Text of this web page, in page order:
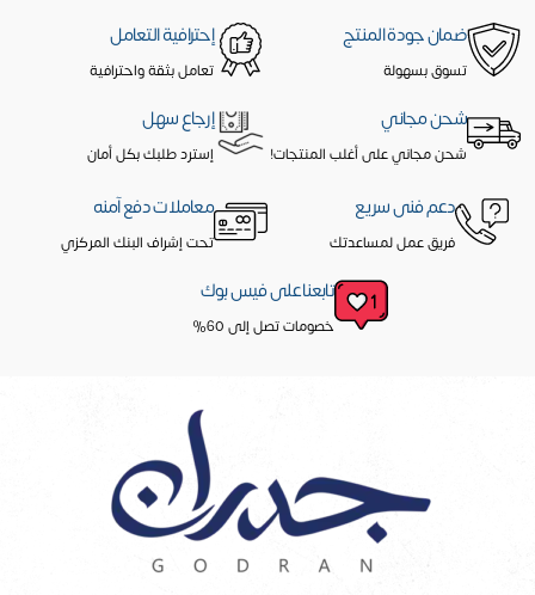
ضمان جودة المنتج
تسوق بسهولة
إحترافية التعامل
تعامل بثقة واحترافية
شحن مجاني
شحن مجاني على أغلب المنتجات!
إرجاع سهل
إسترد طلبك بكل أمان
دعم فنى سريع
فريق عمل لمساعدتك
معاملات دفع آمنه
تحت إشراف البنك المركزي
تابعنا على فيس بوك
خصومات تصل إلى 60%